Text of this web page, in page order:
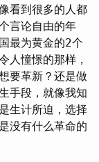
看到很多的人都
言论自由的年
最为黄金的2个
人憧憬的那样，
要革新？还是做
手段，就像我知
生计所迫，选择
没有什么革命的